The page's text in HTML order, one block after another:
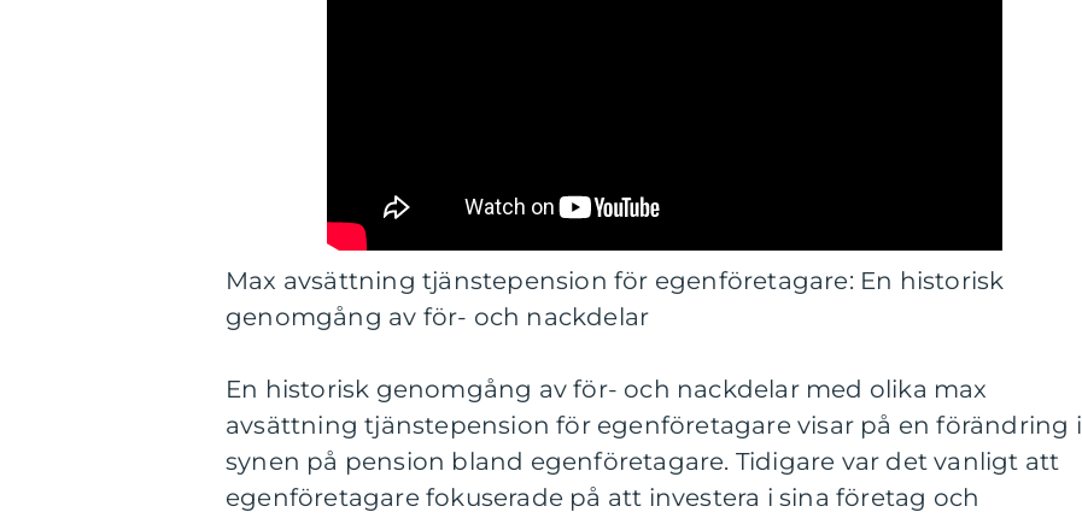
Max avsättning tjänstepension för egenföretagare: En historisk
genomgång av för- och nackdelar
En historisk genomgång av för- och nackdelar med olika max
avsättning tjänstepension för egenföretagare visar på en förändring i
synen på pension bland egenföretagare. Tidigare var det vanligt att
egenföretagare fokuserade på att investera i sina företag och